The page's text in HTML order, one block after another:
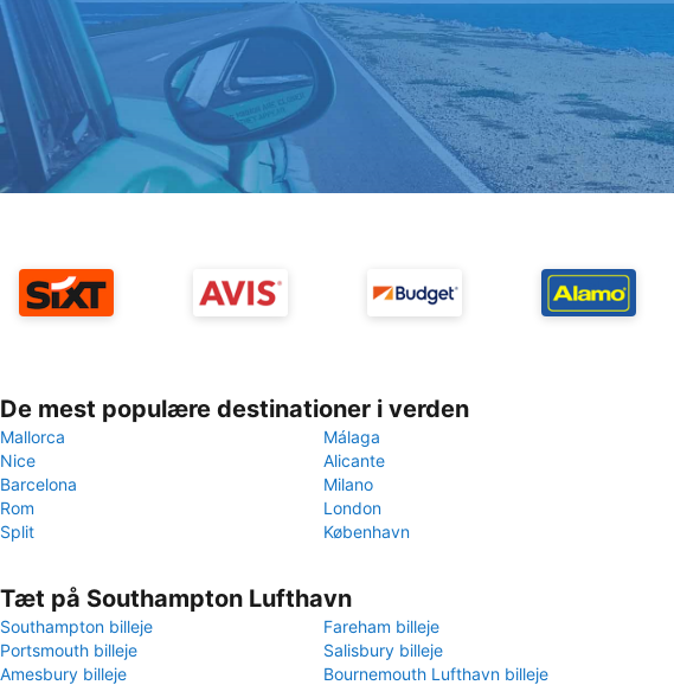
De mest populære destinationer i verden
Mallorca
Málaga
Nice
Alicante
Barcelona
Milano
Rom
London
Split
København
Tæt på Southampton Lufthavn
Southampton billeje
Fareham billeje
Portsmouth billeje
Salisbury billeje
Amesbury billeje
Bournemouth Lufthavn billeje